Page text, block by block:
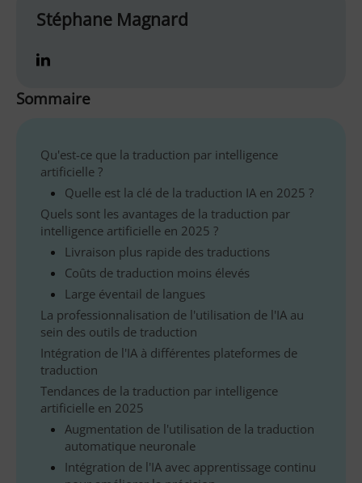
Stéphane Magnard
Sommaire
Qu'est-ce que la traduction par intelligence
artificielle ?
Quelle est la clé de la traduction IA en 2025 ?
Quels sont les avantages de la traduction par
intelligence artificielle en 2025 ?
Livraison plus rapide des traductions
Coûts de traduction moins élevés
Large éventail de langues
La professionnalisation de l'utilisation de l'IA au
sein des outils de traduction
Intégration de l'IA à différentes plateformes de
traduction
Tendances de la traduction par intelligence
artificielle en 2025
Augmentation de l'utilisation de la traduction
automatique neuronale
Intégration de l'IA avec apprentissage continu